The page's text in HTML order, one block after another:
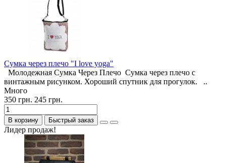
Cумка через плечо "I love yoga"
Молодежная Сумка Через Плечо Сумка через плечо с
винтажным рисунком. Хороший спутник для прогулок. ..
Много
350 грн. 245 грн.
В корзину Быстрый заказ
Лидер продаж!